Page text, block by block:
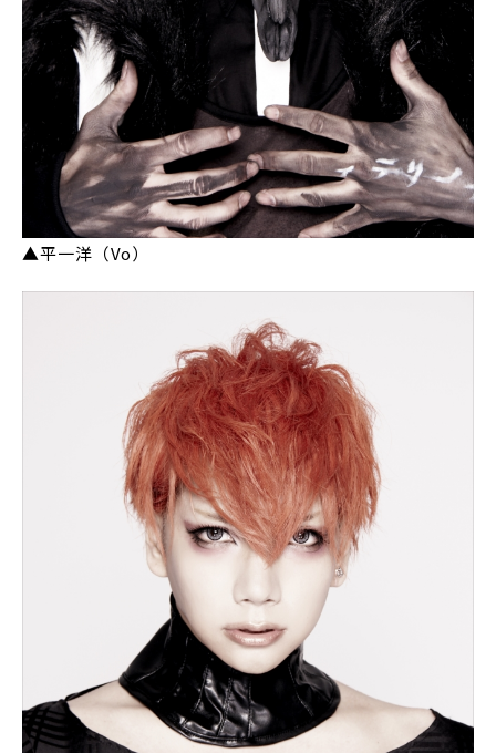
▲平一洋（Vo）